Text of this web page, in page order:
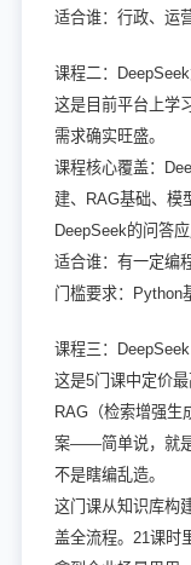
适合谁：行政、运
课程二：
这是目前平台上学
需求确实旺盛。
课程核心覆盖：
建、RAG基础、模
DeepSeek的问答应
适合谁：有一定编
门槛要求：Python
课程三：
这是5门课中定价
RAG（检索增强生
案——简单说，就是
不是瞎编乱造。
这门课从知识库构
盖全流程。21课时